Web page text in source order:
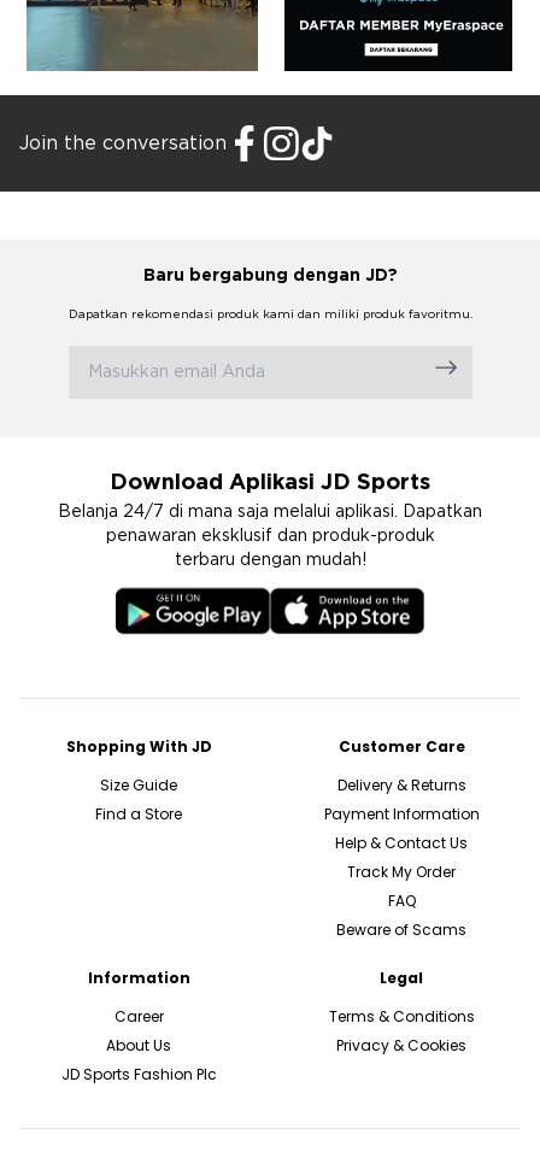
Join the conversation
Baru bergabung dengan JD?
Dapatkan rekomendasi produk kami dan miliki produk favoritmu.
Download Aplikasi JD Sports
Belanja 24/7 di mana saja melalui aplikasi. Dapatkan
penawaran eksklusif dan produk-produk
terbaru dengan mudah!
Shopping With JD
Size Guide
Find a Store
Customer Care
Delivery & Returns
Payment Information
Help & Contact Us
Track My Order
FAQ
Beware of Scams
Information
Career
About Us
JD Sports Fashion Plc
Legal
Terms & Conditions
Privacy & Cookies